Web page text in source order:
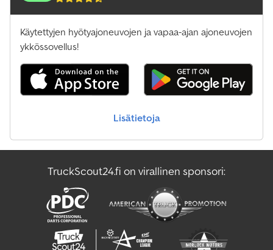
Käytettyjen hyötyajoneuvojen ja vapaa-ajan ajoneuvojen
ykkössovellus!
Lisätietoja
TruckScout24.fi on virallinen sponsori: